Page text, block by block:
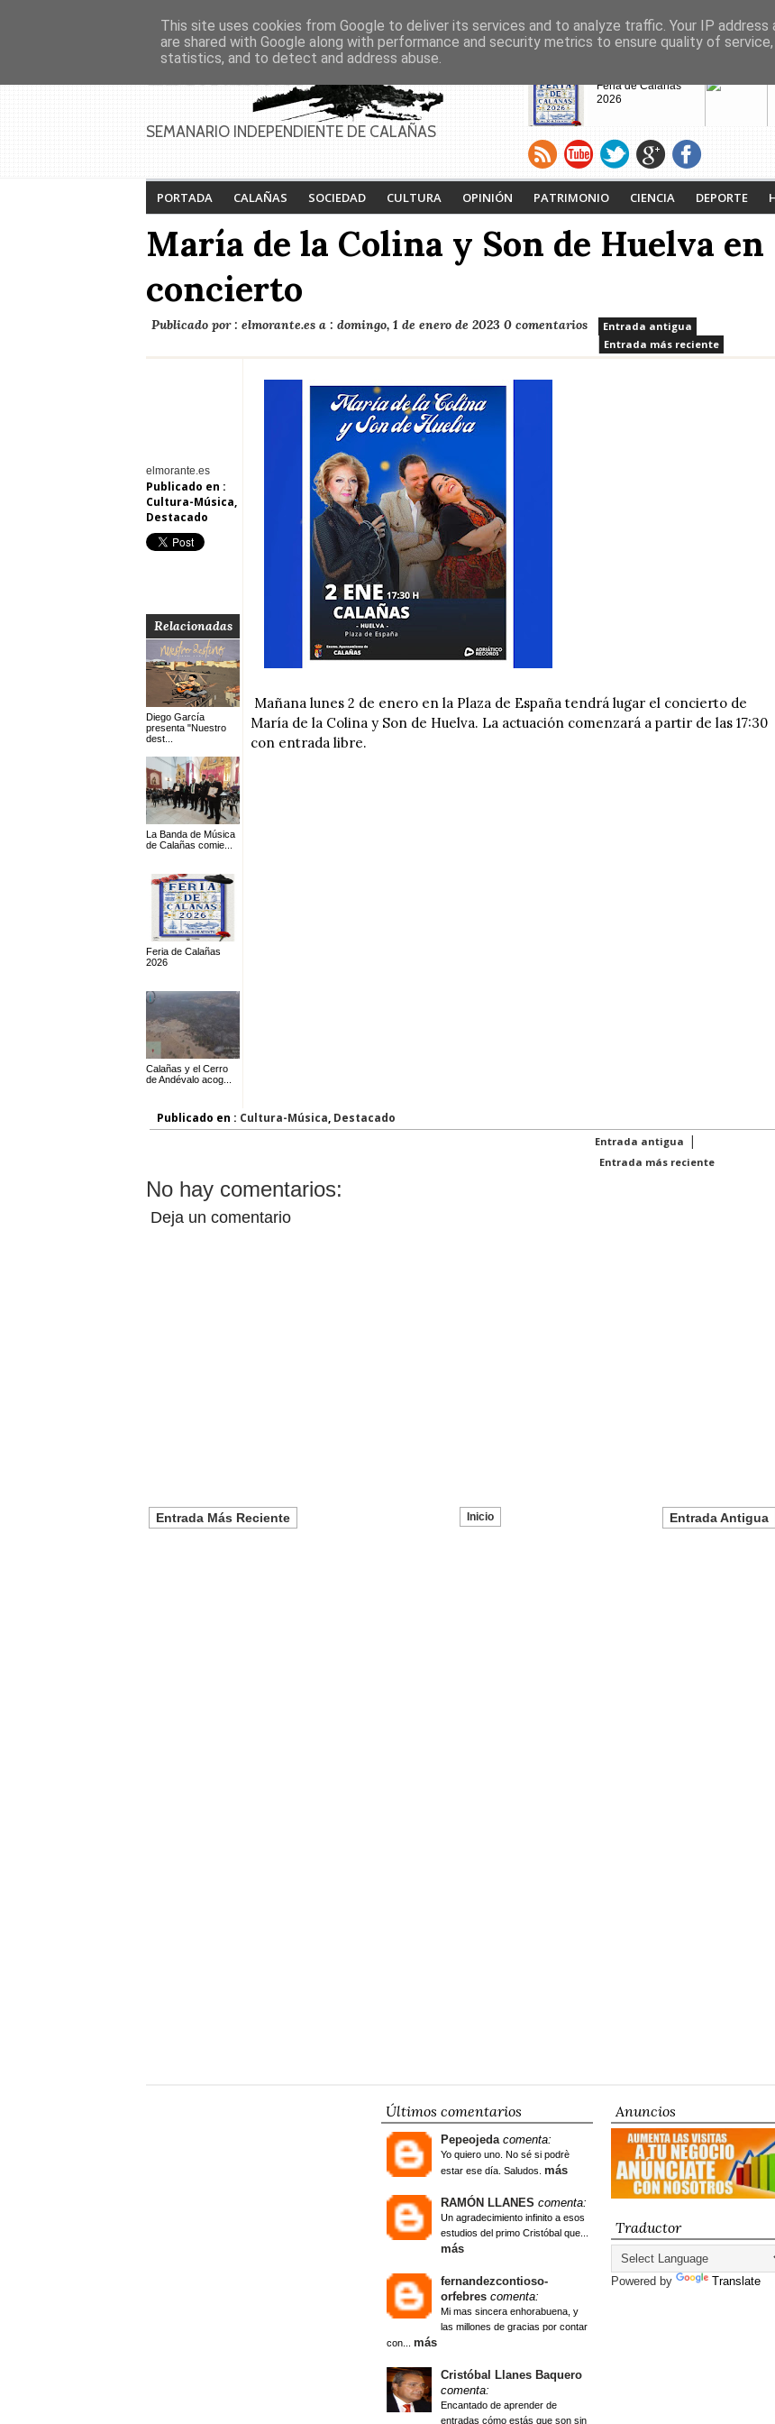
PAGINAS Inicio Contacto Anúnciate
SEMANARIO INDEPENDIENTE DE CALAÑAS
Feria de Calañas
2026
VIII Feria de
Calañas
PORTADA CALAÑAS SOCIEDAD CULTURA OPINIÓN PATRIMONIO CIENCIA DEPORTE
María de la Colina y Son de Huelva en
concierto
Publicado por : elmorante.es a : domingo, 1 de enero de 2023 0 comentarios
Entrada antigua
Entrada más reciente
elmorante.es
Publicado en :
Cultura-Música,
Destacado
Relacionadas
Diego García
presenta "Nuestro
dest...
La Banda de Música
de Calañas comie...
Feria de Calañas
2026
Calañas y el Cerro
de Andévalo acog...
Mañana lunes 2 de enero en la Plaza de España tendrá lugar el concierto de
María de la Colina y Son de Huelva. La actuación comenzará a partir de las 17:30
con entrada libre.
Publicado en : Cultura-Música, Destacado
Entrada antigua |
Entrada más reciente
No hay comentarios:
Deja un comentario
Entrada Más Reciente Entrada Antigua
Inicio
Últimos comentarios
Pepeojeda comenta:
Yo quiero uno. No sé si podrè
estar ese día. Saludos. más
RAMÓN LLANES comenta:
Un agradecimiento infinito a esos
estudios del primo Cristóbal que...
más
fernandezcontioso-
orfebres comenta:
Mi mas sincera enhorabuena, y
las millones de gracias por contar
con... más
Cristóbal Llanes Baquero
comenta:
Encantado de aprender de
entradas cómo estás que son sin
Anuncios
Traductor
Powered by Translate
This site uses cookies from Google to deliver its services and to analyze traffic. Your IP address
are shared with Google along with performance and security metrics to ensure quality of
statistics, and to detect and address abuse.